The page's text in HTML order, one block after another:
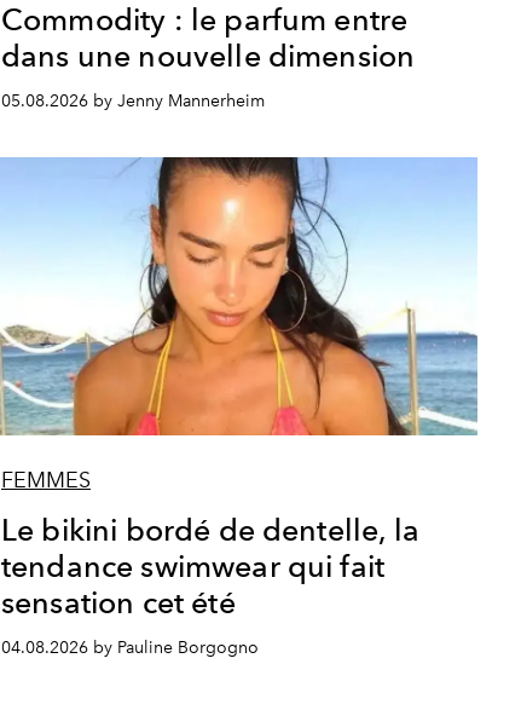
Commodity : le parfum entre
dans une nouvelle dimension
05.08.2026 by Jenny Mannerheim
FEMMES
Le bikini bordé de dentelle, la
tendance swimwear qui fait
sensation cet été
04.08.2026 by Pauline Borgogno